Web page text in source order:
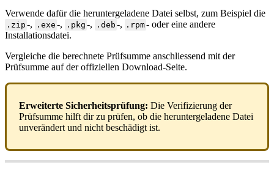
Verwende dafür die heruntergeladene Datei selbst, zum Beispiel die
.zip -, .exe -, .pkg -, .deb -, .rpm- oder eine andere
Installationsdatei.
Vergleiche die berechnete Prüfsumme anschliessend mit der
Prüfsumme auf der offiziellen Download-Seite.
Erweiterte Sicherheitsprüfung: Die Verifizierung der
Prüfsumme hilft dir zu prüfen, ob die heruntergeladene Datei
unverändert und nicht beschädigt ist.